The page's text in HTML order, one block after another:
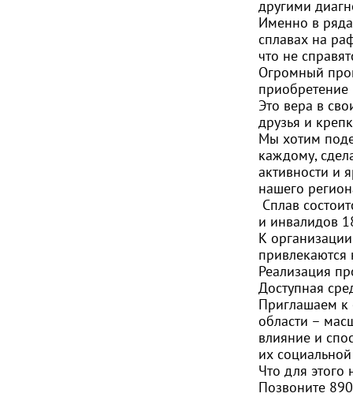
другими
Именно в
сплавах на
что не
Огромный
приобретение
Это вера в
друзья и
Мы хотим
каждому,
активности и
нашего
Сплав
и инвалидов
К
Реализация
Доступная
Приглашаем к
области –
влияние и
их
Что для этого
Позвоните